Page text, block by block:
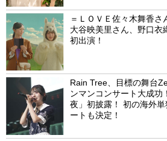
＝ＬＯＶＥ佐々木舞香さ
大谷映美里さん、野口衣
初出演！
Rain Tree、目標の舞台
ンマンコンサート大成功
夜」初披露！ 初の海外
ートも決定！